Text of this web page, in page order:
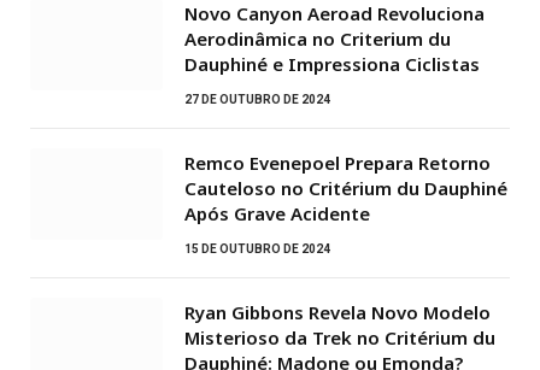
Novo Canyon Aeroad Revoluciona
Aerodinâmica no Criterium du
Dauphiné e Impressiona Ciclistas
27 DE OUTUBRO DE 2024
Remco Evenepoel Prepara Retorno
Cauteloso no Critérium du Dauphiné
Após Grave Acidente
15 DE OUTUBRO DE 2024
Ryan Gibbons Revela Novo Modelo
Misterioso da Trek no Critérium du
Dauphiné: Madone ou Emonda?